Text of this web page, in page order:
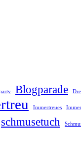
Blogparade
Immertreues
schmusetuch